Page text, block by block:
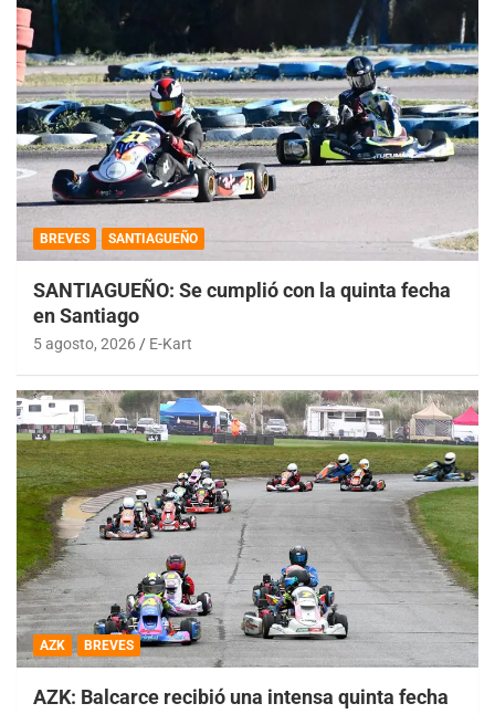
BREVES SANTIAGUEÑO
SANTIAGUEÑO: Se cumplió con la quinta fecha
en Santiago
5 agosto, 2026 E-Kart
AZK BREVES
AZK: Balcarce recibió una intensa quinta fecha